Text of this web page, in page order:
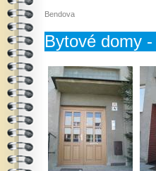
Bendova
Bytové domy